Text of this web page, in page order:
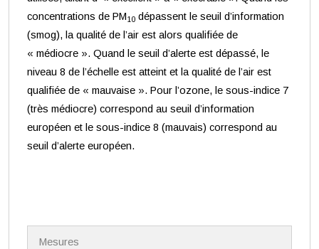
concentrations de PM10 dépassent le seuil d’information
(smog), la qualité de l’air est alors qualifiée de
« médiocre ». Quand le seuil d’alerte est dépassé, le
niveau 8 de l’échelle est atteint et la qualité de l’air est
qualifiée de « mauvaise ». Pour l’ozone, le sous-indice 7
(très médiocre) correspond au seuil d’information
européen et le sous-indice 8 (mauvais) correspond au
seuil d’alerte européen.
Mesures